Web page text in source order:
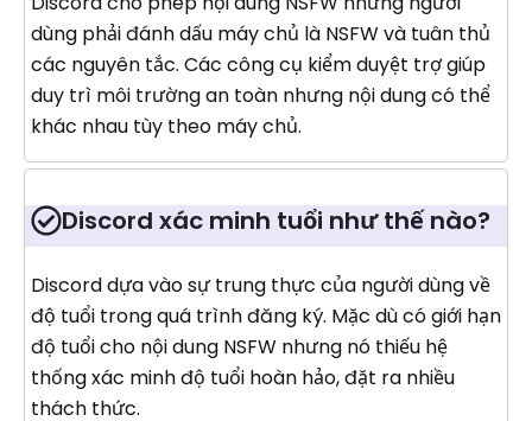
dùng phải đánh dấu máy chủ là NSFW và tuân thủ
các nguyên tắc. Các công cụ kiểm duyệt trợ giúp
duy trì môi trường an toàn nhưng nội dung có thể
khác nhau tùy theo máy chủ.
Discord xác minh tuổi như thế nào?
Discord dựa vào sự trung thực của người dùng về
độ tuổi trong quá trình đăng ký. Mặc dù có giới hạn
độ tuổi cho nội dung NSFW nhưng nó thiếu hệ
thống xác minh độ tuổi hoàn hảo, đặt ra nhiều
thách thức.